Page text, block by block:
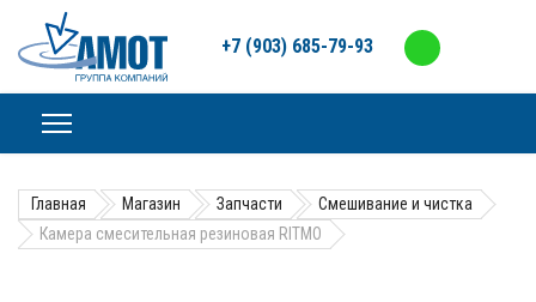
+7 (903) 685-79-93
Главная Магазин Запчасти
Смешивание и чистка
Камера смесительная резиновая RITMO